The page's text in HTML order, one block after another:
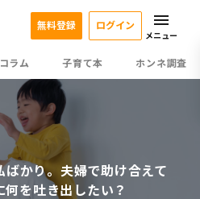
コラム 子育て本 ホンネ調査
無料登録 ログイン
メニュー
かり。夫婦で助け合えて
を吐き出したい？